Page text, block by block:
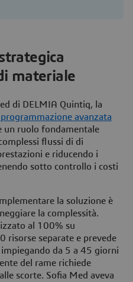
materiale
di DELMIA Quintiq, la
avanzata
un ruolo fondamentale
flussi di di
e riducendo i
sotto controllo i costi
la soluzione è
la complessità.
al 100% su
risorse separate e prevede
da 5 a 45 giorni
del rame richiede
scorte. Sofia Med aveva